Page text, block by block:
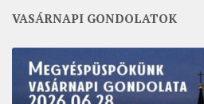
VASÁRNAPI GONDOLATOK